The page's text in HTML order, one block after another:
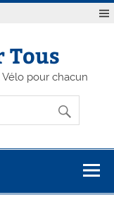
Tous
pour chacun